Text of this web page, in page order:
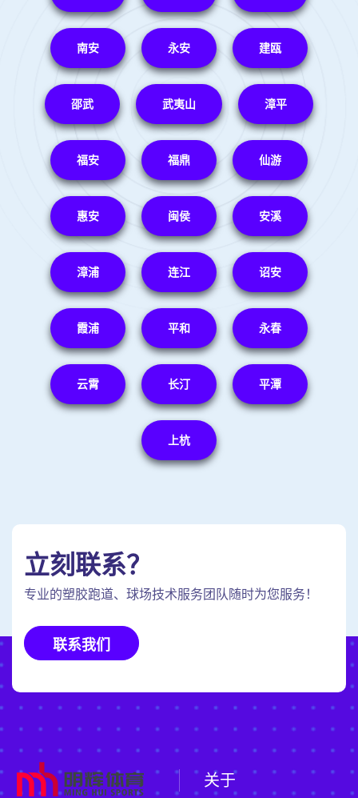
南安 永安 建瓯
邵武 武夷山 漳平
福安 福鼎 仙游
惠安 闽侯 安溪
漳浦 连江 诏安
霞浦 平和 永春
云霄 长汀 平潭
上杭
立刻联系？
专业的塑胶跑道、球场技术服务团队随时为您服务！
联系我们
关于